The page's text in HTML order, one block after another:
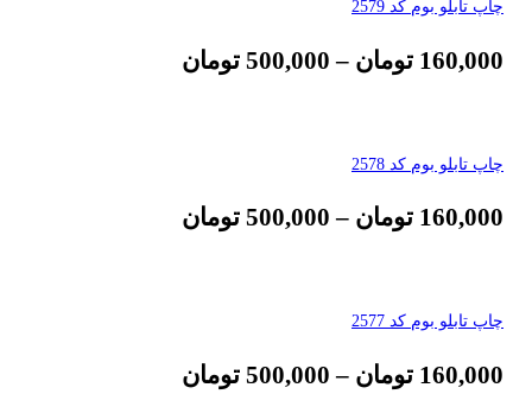
چاپ تابلو بوم کد 2579
160,000 تومان –
500,000 تومان
چاپ تابلو بوم کد 2578
160,000 تومان –
500,000 تومان
چاپ تابلو بوم کد 2577
160,000 تومان –
500,000 تومان